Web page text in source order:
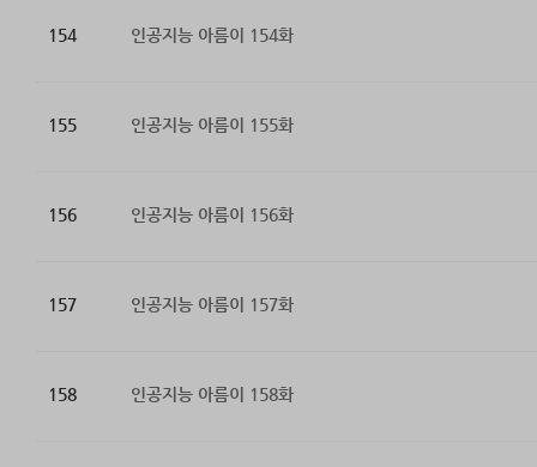
154 인공지능 아름이 154화
155 인공지능 아름이 155화
156 인공지능 아름이 156화
157 인공지능 아름이 157화
158 인공지능 아름이 158화